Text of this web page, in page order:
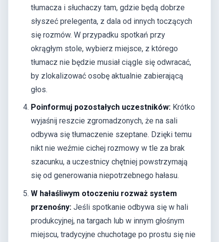
tłumacza i słuchaczy tam, gdzie będą dobrze
słyszeć prelegenta, z dala od innych toczących
się rozmów. W przypadku spotkań przy
okrągłym stole, wybierz miejsce, z którego
tłumacz nie będzie musiał ciągle się odwracać,
by zlokalizować osobę aktualnie zabierającą
głos.
Poinformuj pozostałych uczestników: Krótko
wyjaśnij reszcie zgromadzonych, że na sali
odbywa się tłumaczenie szeptane. Dzięki temu
nikt nie weźmie cichej rozmowy w tle za brak
szacunku, a uczestnicy chętniej powstrzymają
się od generowania niepotrzebnego hałasu.
W hałaśliwym otoczeniu rozważ system
przenośny: Jeśli spotkanie odbywa się w hali
produkcyjnej, na targach lub w innym głośnym
miejscu, tradycyjne chuchotage po prostu się nie